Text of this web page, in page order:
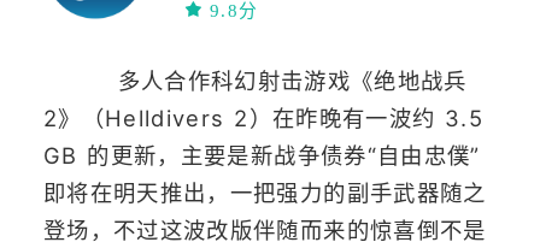
9.8分
多人合作科幻射击游戏《绝地战兵
2》（Helldivers 2）在昨晚有一波约 3.5
GB 的更新，主要是新战争债券“自由忠僕”
即将在明天推出，一把强力的副手武器随之
登场，不过这波改版伴随而来的惊喜倒不是